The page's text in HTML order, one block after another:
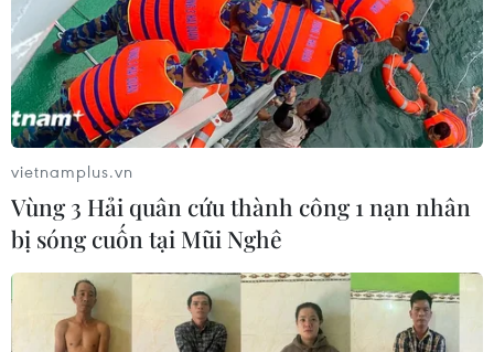
điện tử AlounMai hoạt động hiệu quả.
vietnamplus.vn
Vùng 3 Hải quân cứu thành công 1 nạn nhân
bị sóng cuốn tại Mũi Nghê